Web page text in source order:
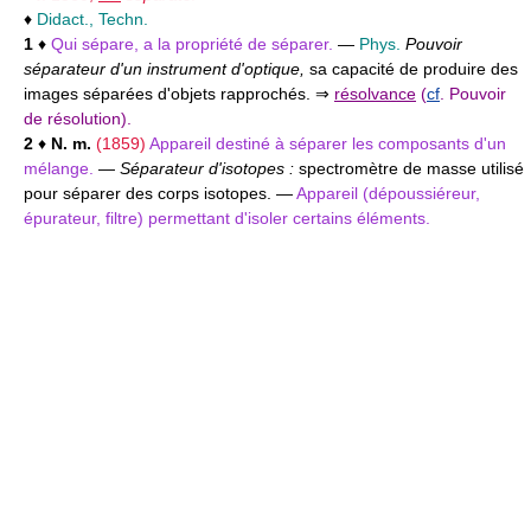
♦ Didact., Techn.
1 ♦ Qui sépare, a la propriété de séparer. — Phys. Pouvoir
séparateur d'un instrument d'optique, sa capacité de produire des
images séparées d'objets rapprochés. ⇒ résolvance (cf . Pouvoir
de résolution).
2 ♦ N. m. (1859) Appareil destiné à séparer les composants d'un
mélange. — Séparateur d'isotopes : spectromètre de masse utilisé
pour séparer des corps isotopes. —Appareil (dépoussiéreur,
épurateur, filtre) permettant d'isoler certains éléments.